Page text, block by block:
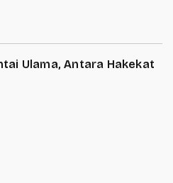
Ulama, Antara Hakekat